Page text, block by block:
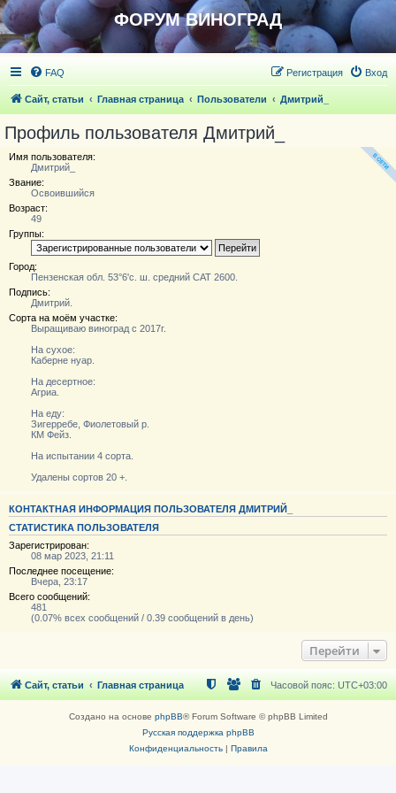
ФОРУМ ВИНОГРАД
FAQ Вход
Регистрация
Сайт, статьи Главная страница Пользователи Дмитрий_
Профиль пользователя Дмитрий_
Имя пользователя:
Дмитрий_
Звание:
Освоившийся
Возраст:
49
Группы:
Город:
Пензенская обл. 53°6'с. ш. средний САТ 2600.
Подпись:
Дмитрий.
Сорта на моём участке:
Выращиваю виноград с 2017г.
На сухое:
Каберне нуар.
На десертное:
Агриа.
На еду:
Зигерребе, Фиолетовый р.
КМ Фейз.
На испытании 4 сорта.
Удалены сортов 20 +.
КОНТАКТНАЯ ИНФОРМАЦИЯ ПОЛЬЗОВАТЕЛЯ ДМИТРИЙ_
СТАТИСТИКА ПОЛЬЗОВАТЕЛЯ
Зарегистрирован:
08 мар 2023, 21:11
Последнее посещение:
Вчера, 23:17
Всего сообщений:
481
(0.07% всех сообщений / 0.39 сообщений в день)
Перейти
Сайт, статьи Главная страница Часовой пояс: UTC+03:00
Создано на основе phpBB® Forum Software © phpBB Limited
Русская поддержка phpBB
Конфиденциальность| Правила